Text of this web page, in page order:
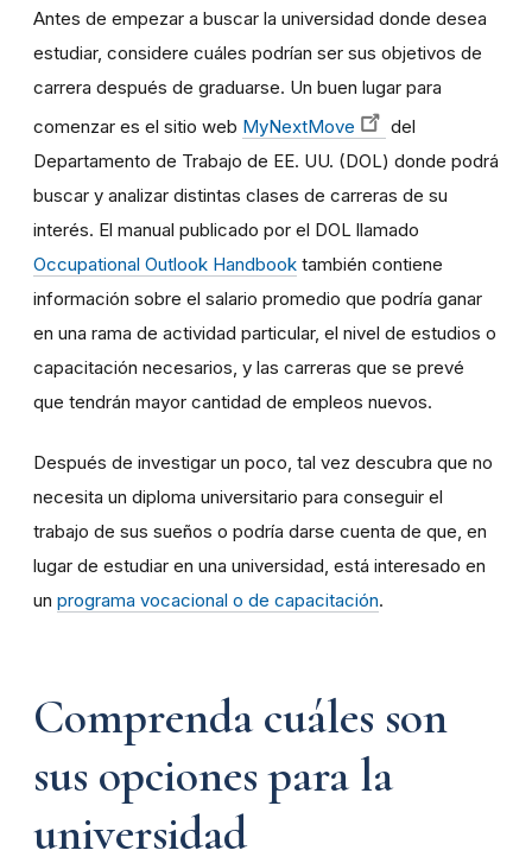
Antes de empezar a buscar la universidad donde desea
estudiar, considere cuáles podrían ser sus objetivos de
carrera después de graduarse. Un buen lugar para
comenzar es el sitio web MyNextMove
del
Departamento de Trabajo de EE. UU. (DOL) donde podrá
buscar y analizar distintas clases de carreras de su
interés. El manual publicado por el DOL llamado
Occupational Outlook Handbook también contiene
información sobre el salario promedio que podría ganar
en una rama de actividad particular, el nivel de estudios o
capacitación necesarios, y las carreras que se prevé
que tendrán mayor cantidad de empleos nuevos.
Después de investigar un poco, tal vez descubra que no
necesita un diploma universitario para conseguir el
trabajo de sus sueños o podría darse cuenta de que, en
lugar de estudiar en una universidad, está interesado en
un programa vocacional o de capacitación.
Comprenda cuáles son
sus opciones para la
universidad